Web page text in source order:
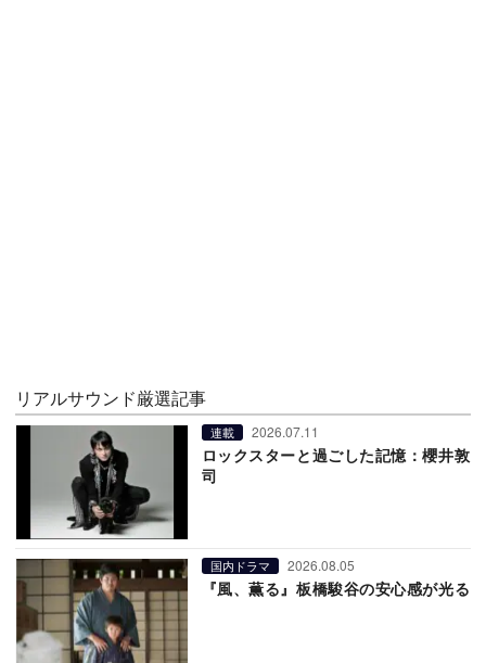
リアルサウンド厳選記事
連載 2026.07.11
ロックスターと過ごした記憶：櫻井敦
司
国内ドラマ 2026.08.05
『風、薫る』板橋駿谷の安心感が光る